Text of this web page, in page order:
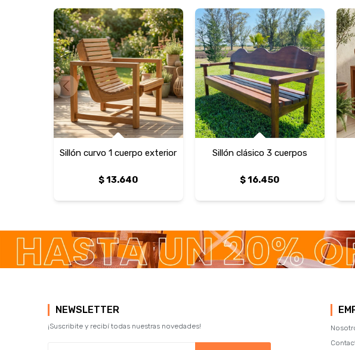
Sillón curvo 1 cuerpo exterior
$13.640
Sillón clásico 3 cuerpos
$16.450
NEWSLETTER
¡Suscribite y recibí todas nuestras novedades!